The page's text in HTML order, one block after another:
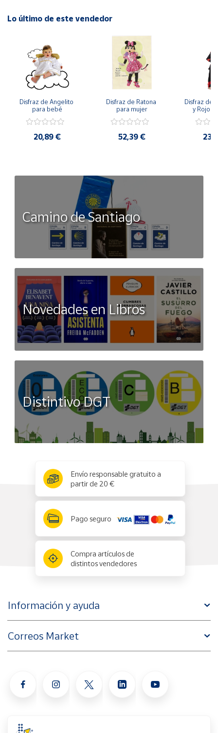
Lo último de este vendedor
Disfraz de Angelito
para bebé
20,89 €
Disfraz de Ratona
para mujer
52,39 €
Disfraz de
y Rojo
Camino de Santiago
Novedades en Libros
Distintivo DGT
Envío responsable gratuito a
partir de 20 €
Pago seguro
Compra artículos de
distintos vendedores
Información y ayuda
Correos Market